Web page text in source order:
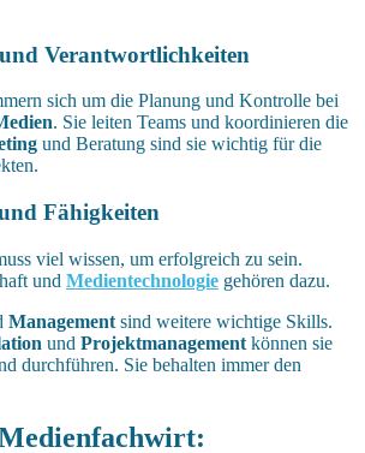
Verantwortlichkeiten
sich um die Planung und Kontrolle bei
. Sie leiten Teams und koordinieren die
und Beratung sind sie wichtig für die
Fähigkeiten
viel wissen, um erfolgreich zu sein.
und Medientechnologie gehören dazu.
Management sind weitere wichtige Skills.
und Projektmanagement können sie
durchführen. Sie behalten immer den